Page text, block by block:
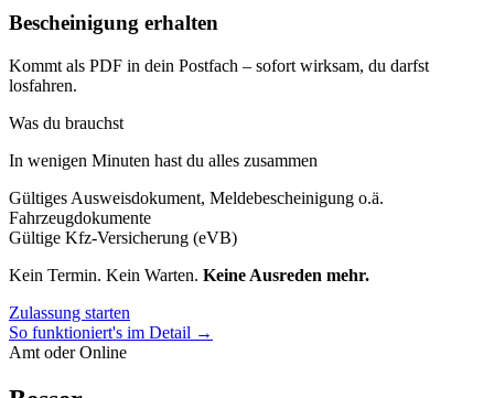
Bescheinigung erhalten
Kommt als PDF in dein Postfach – sofort wirksam, du darfst
losfahren.
Was du brauchst
In wenigen Minuten hast du alles zusammen
Gültiges Ausweisdokument, Meldebescheinigung o.ä.
Fahrzeugdokumente
Gültige Kfz-Versicherung (eVB)
Kein Termin. Kein Warten. Keine Ausreden mehr.
Zulassung starten
So funktioniert's im Detail →
Amt oder Online